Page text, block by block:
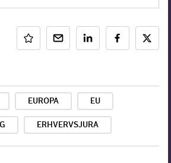
EUROPA EU
ERHVERVSJURA